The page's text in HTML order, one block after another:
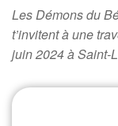
Les Démons du
t’invitent à une
juin 2024 à Saint-